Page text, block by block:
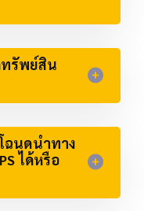
ทรัพย์สิน
ฉนดนำทาง
ได้หรือ